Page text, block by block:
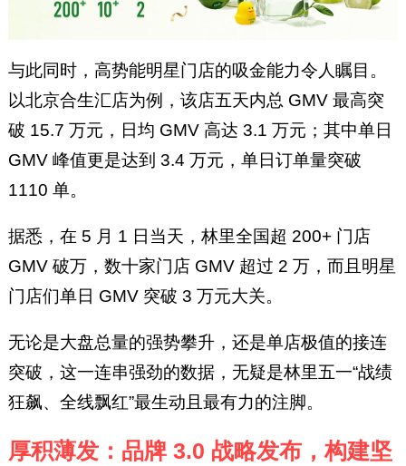
与此同时，高势能明星门店的吸金能力令人瞩目。
以北京合生汇店为例，该店五天内总 GMV 最高突
破 15.7 万元，日均 GMV 高达 3.1 万元；其中单日
GMV 峰值更是达到 3.4 万元，单日订单量突破
1110 单。
据悉，在 5 月 1 日当天，林里全国超 200+ 门店
GMV 破万，数十家门店 GMV 超过 2 万，而且明星
门店们单日 GMV 突破 3 万元大关。
无论是大盘总量的强势攀升，还是单店极值的接连
突破，这一连串强劲的数据，无疑是林里五一“战绩
狂飙、全线飘红”最生动且最有力的注脚。
厚积薄发：品牌 3.0 战略发布，构建坚